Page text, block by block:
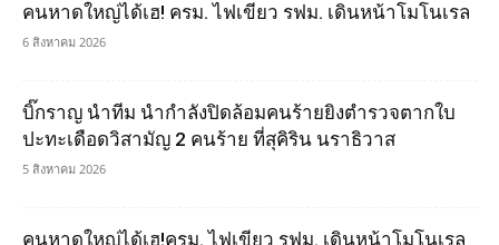
คนหาดใหญ่ได้เฮ! ครม. ไฟเขียว รฟม. เดินหน้าโมโนเรล
6 สิงหาคม 2026
บิ๊กราญ นำทีม นำกำลังปิดล้อมคนร้ายยิงตำรวจตากใบ
ปะทะเดือดวิสามัญ 2 คนร้าย ที่สุคิริน นราธิวาส
5 สิงหาคม 2026
คนหาดใหญ่ได้เฮ!ครม. ไฟเขียว รฟม. เดินหน้าโมโนเรล